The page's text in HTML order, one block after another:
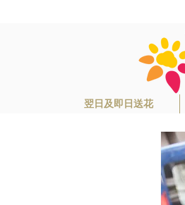
翌日及即日送花